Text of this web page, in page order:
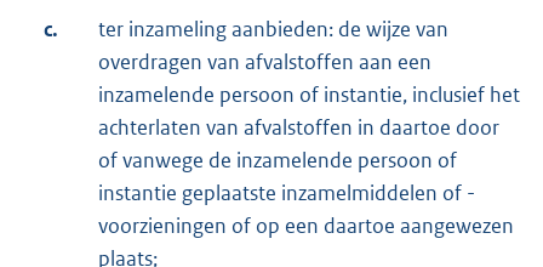
c.
ter inzameling aanbieden: de wijze van
overdragen van afvalstoffen aan een
inzamelende persoon of instantie, inclusief het
achterlaten van afvalstoffen in daartoe door
of vanwege de inzamelende persoon of
instantie geplaatste inzamelmiddelen of -
voorzieningen of op een daartoe aangewezen
plaats;